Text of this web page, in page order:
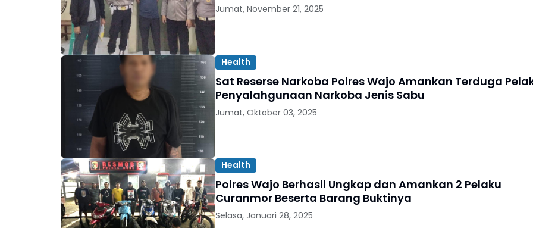
Jumat, November 21, 2025
Health
Sat Reserse Narkoba Polres Wajo Amankan Terduga
Penyalahgunaan Narkoba Jenis Sabu
Jumat, Oktober 03, 2025
Health
Polres Wajo Berhasil Ungkap dan Amankan 2 Pelaku
Curanmor Beserta Barang Buktinya
Selasa, Januari 28, 2025